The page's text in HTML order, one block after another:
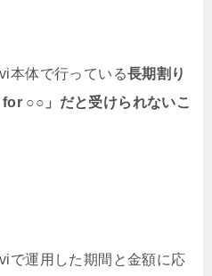
本体で行っている長期割り
○○」だと受けられないこ
で運用した期間と金額に応